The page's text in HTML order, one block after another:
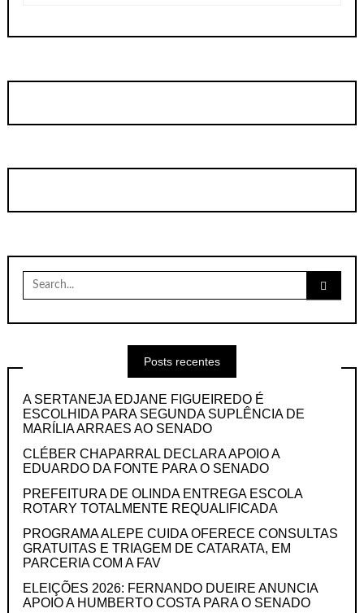
Search
for:
Posts recentes
A SERTANEJA EDJANE FIGUEIREDO É
ESCOLHIDA PARA SEGUNDA SUPLÊNCIA DE
MARÍLIA ARRAES AO SENADO
CLÉBER CHAPARRAL DECLARA APOIO A
EDUARDO DA FONTE PARA O SENADO
PREFEITURA DE OLINDA ENTREGA ESCOLA
ROTARY TOTALMENTE REQUALIFICADA
PROGRAMA ALEPE CUIDA OFERECE CONSULTAS
GRATUITAS E TRIAGEM DE CATARATA, EM
PARCERIA COM A FAV
ELEIÇÕES 2026: FERNANDO DUEIRE ANUNCIA
APOIO A HUMBERTO COSTA PARA O SENADO